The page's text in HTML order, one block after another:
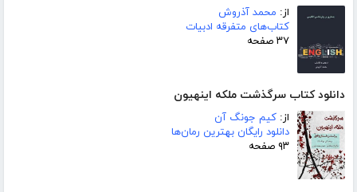
از: محمد آذروش
کتاب‌های متفرقه ادبیات
۳۷ صفحه
دانلود کتاب سرگذشت ملکه اینهیون
از: کیم جونگ آن
دانلود رایگان بهترین رمان‌ها
۹۳ صفحه